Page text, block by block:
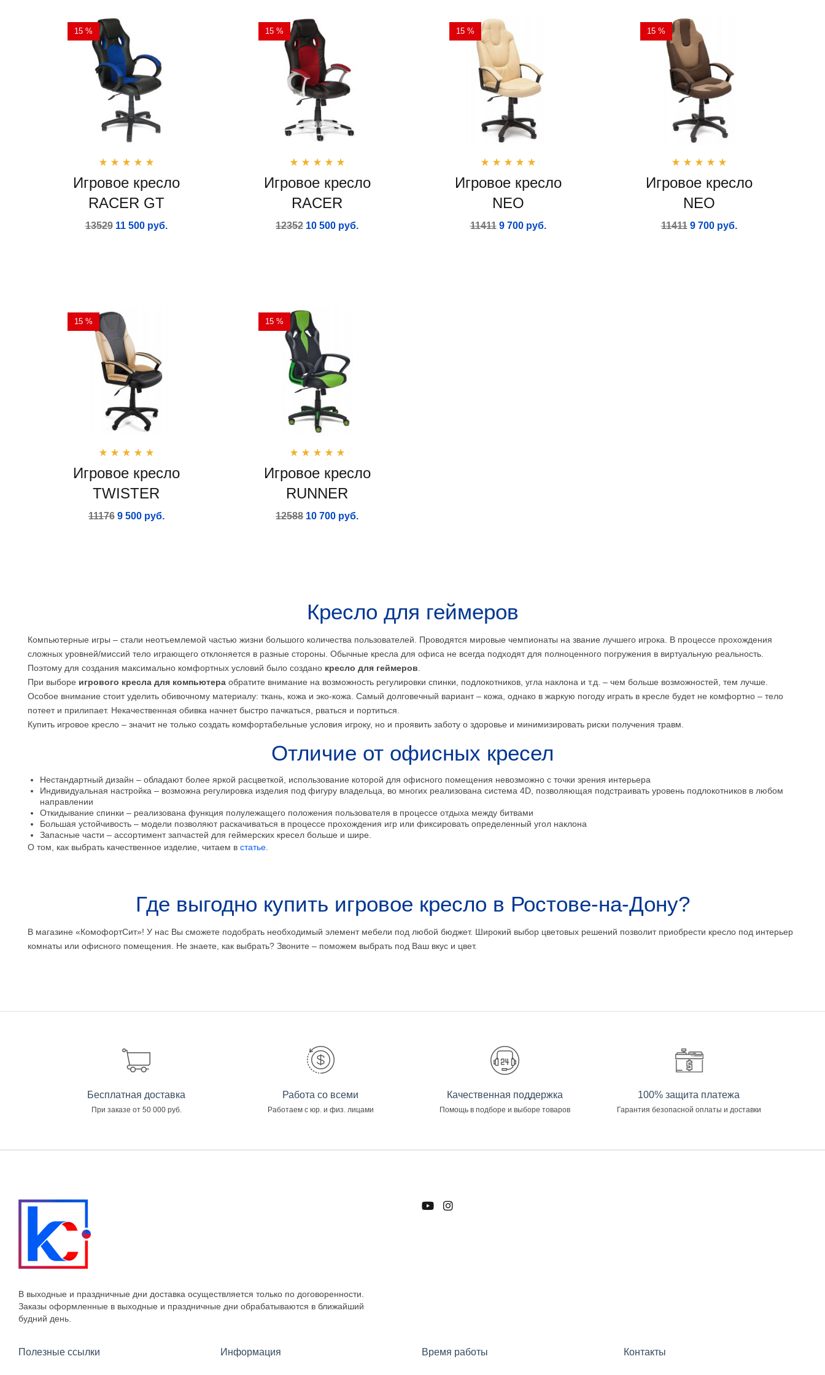
15 %
Игровое кресло
RACER GT
13529 11 500 руб.
15 %
Игровое кресло
RACER
12352 10 500 руб.
15 %
Игровое кресло
NEO
11411 9 700 руб.
15 %
Игровое кресло
NEO
11411 9 700 руб.
15 %
Игровое кресло
TWISTER
11176 9 500 руб.
15 %
Игровое кресло
RUNNER
12588 10 700 руб.
Кресло для геймеров
Компьютерные игры – стали неотъемлемой частью жизни большого количества пользователей. Проводятся мировые чемпионаты на звание лучшего игрока. В процессе прохождения
сложных уровней/миссий тело играющего отклоняется в разные стороны. Обычные кресла для офиса не всегда подходят для полноценного погружения в виртуальную реальность.
Поэтому для создания максимально комфортных условий было создано кресло для геймеров
При выборе игрового кресла для компьютера обратите внимание на возможность регулировки спинки, подлокотников, угла наклона и т.д. – чем больше возможностей, тем лучше.
Особое внимание стоит уделить обивочному материалу: ткань, кожа и эко-кожа. Самый долговечный вариант – кожа, однако в жаркую погоду играть в кресле будет не комфортно – тело
потеет и прилипает. Некачественная обивка начнет быстро пачкаться, рваться и портиться.
Купить игровое кресло – значит не только создать комфортабельные условия игроку, но и проявить заботу о здоровье и минимизировать риски получения травм.
Отличие от офисных кресел
Нестандартный дизайн – обладают более яркой расцветкой, использование которой для офисного помещения невозможно с точки зрения интерьера
Индивидуальная настройка – возможна регулировка изделия под фигуру владельца, во многих реализована система 4D, позволяющая подстраивать уровень подлокотников в любом
направлении
Откидывание спинки – реализована функция полулежащего положения пользователя в процессе отдыха между битвами
Большая устойчивость – модели позволяют раскачиваться в процессе прохождения игр или фиксировать определенный угол наклона
Запасные части – ассортимент запчастей для геймерских кресел больше и шире.
О том, как выбрать качественное изделие, читаем в статье
Где выгодно купить игровое кресло в Ростове-на-Дону?
В магазине «КомофортСит»! У нас Вы сможете подобрать необходимый элемент мебели под любой бюджет. Широкий выбор цветовых решений позволит приобрести кресло под интерьер
комнаты или офисного помещения. Не знаете, как выбрать? Звоните – поможем выбрать под Ваш вкус и цвет.
Бесплатная доставка
При заказе от 50 000 руб.
Работа со всеми
Работаем с юр. и физ. лицами
Качественная поддержка
Помощь в подборе и выборе товаров
100% защита платежа
Гарантия безопасной оплаты и доставки
В выходные и праздничные дни доставка осуществляется только по договоренности.
Заказы оформленные в выходные и праздничные дни обрабатываются в ближайший
будний день.
Полезные ссылки Информация Время работы Контакты